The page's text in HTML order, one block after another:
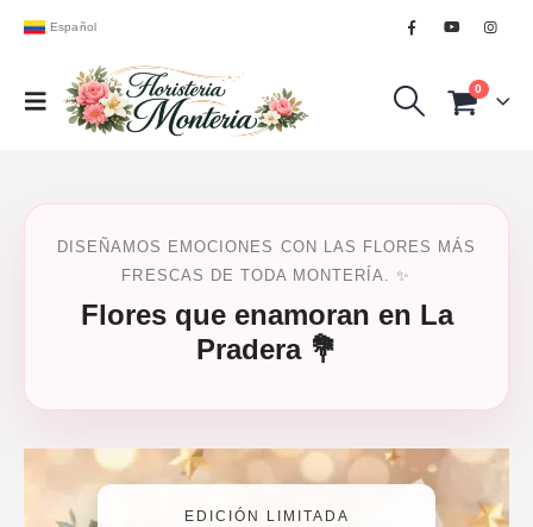
Español
0
DISEÑAMOS EMOCIONES CON LAS FLORES MÁS
FRESCAS DE TODA MONTERÍA. ✨
Flores que enamoran en La
Pradera 💐
EDICIÓN LIMITADA